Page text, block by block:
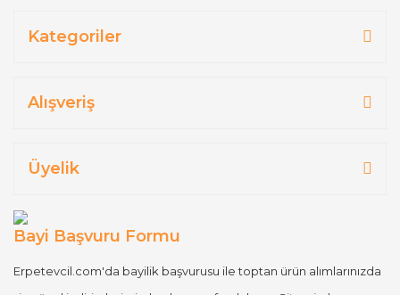
Kategoriler
Alışveriş
Üyelik
Bayi Başvuru Formu
Erpetevcil.com'da bayilik başvurusu ile toptan ürün alımlarınızda